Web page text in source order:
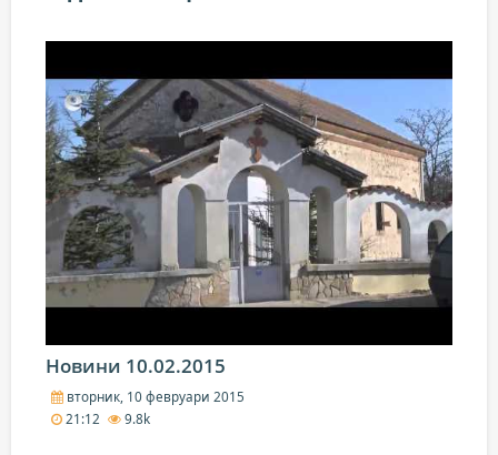
Новини 10.02.2015
вторник, 10 февруари 2015
21:12
9.8k